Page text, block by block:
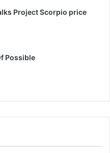
Project Scorpio price
Possible